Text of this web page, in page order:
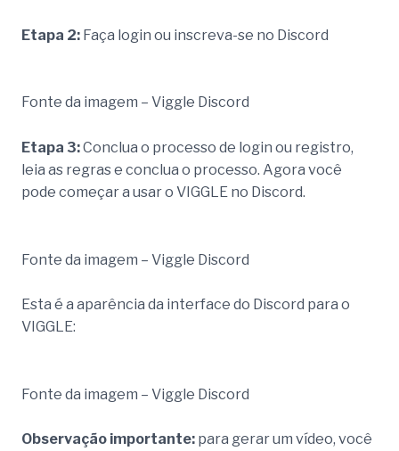
Etapa 2: Faça login ou inscreva-se no Discord
Fonte da imagem – Viggle Discord
Etapa 3:Conclua o processo de login ou registro,
leia as regras e conclua o processo. Agora você
pode começar a usar o VIGGLE no Discord.
Fonte da imagem – Viggle Discord
Esta é a aparência da interface do Discord para o
VIGGLE:
Fonte da imagem – Viggle Discord
Observação importante: para gerar um vídeo, você